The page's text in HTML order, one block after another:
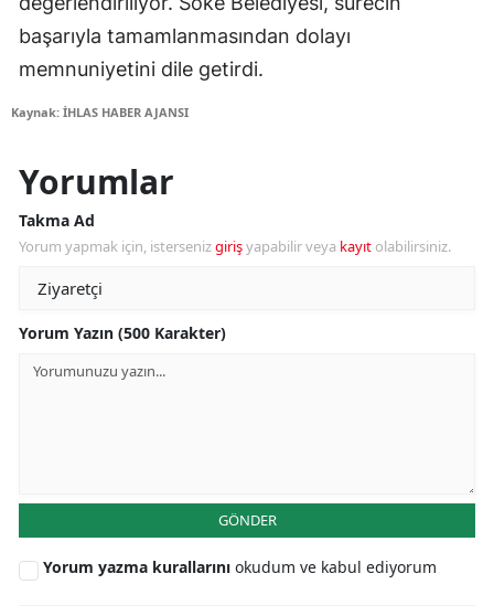
başarıyla tamamlanmasından dolayı
memnuniyetini dile getirdi.
Kaynak: İHLAS HABER AJANSI
Yorumlar
Takma Ad
Yorum yapmak için, istersenizgirişyapabilir veya kayıt olabilirsiniz.
Yorum Yazın (500 Karakter)
GÖNDER
Yorum yazma kurallarını okudum ve kabul ediyorum